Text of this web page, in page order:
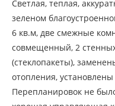
Светлая, теплая,
зеленом
6 кв.м, две смежные
совмещенный, 2
(стеклопакеты),
отопления,
Перепланировок не